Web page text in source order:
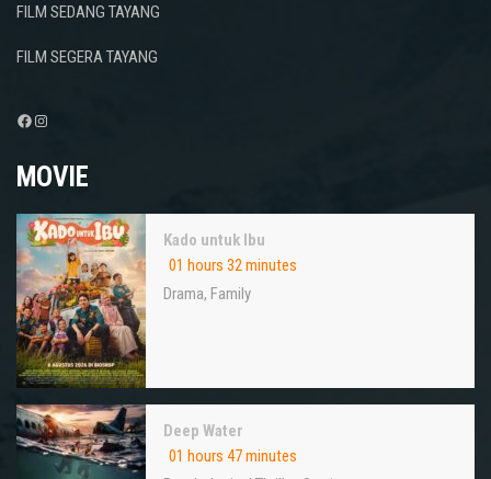
FILM SEDANG TAYANG
FILM SEGERA TAYANG
Facebook
Instagram
MOVIE
Kado untuk Ibu
01 hours 32 minutes
Drama, Family
Deep Water
01 hours 47 minutes